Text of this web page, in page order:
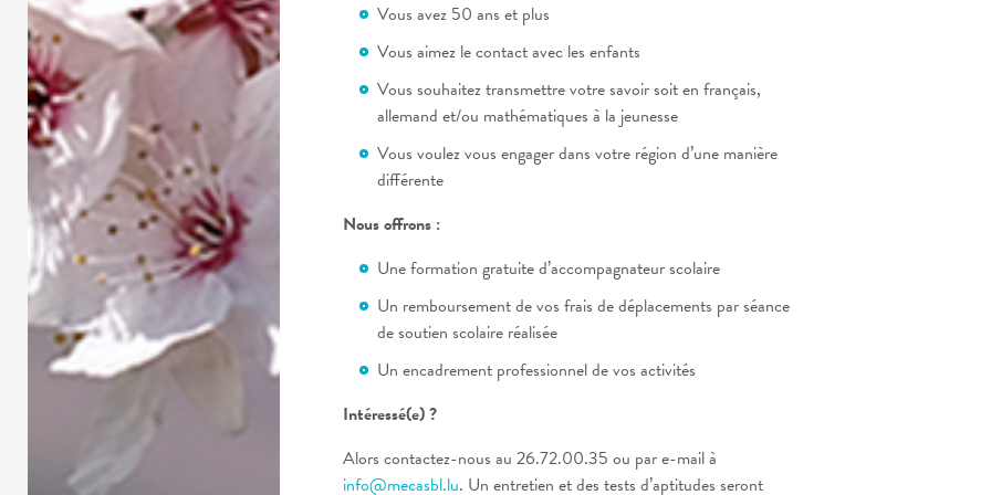
Vous avez 50 ans et plus
Vous aimez le contact avec les enfants
Vous souhaitez transmettre votre savoir soit en français,
allemand et/ou mathématiques à la jeunesse
Vous voulez vous engager dans votre région d’une manière
différente
Nous offrons :
Une formation gratuite d’accompagnateur scolaire
Un remboursement de vos frais de déplacements par séance
de soutien scolaire réalisée
Un encadrement professionnel de vos activités
Intéressé(e) ?
Alors contactez-nous au 26.72.00.35 ou par e-mail à
info@mecasbl.lu. Un entretien et des tests d’aptitudes seront